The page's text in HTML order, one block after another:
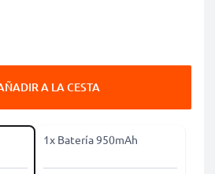
A LA CESTA
1x Batería 950mAh